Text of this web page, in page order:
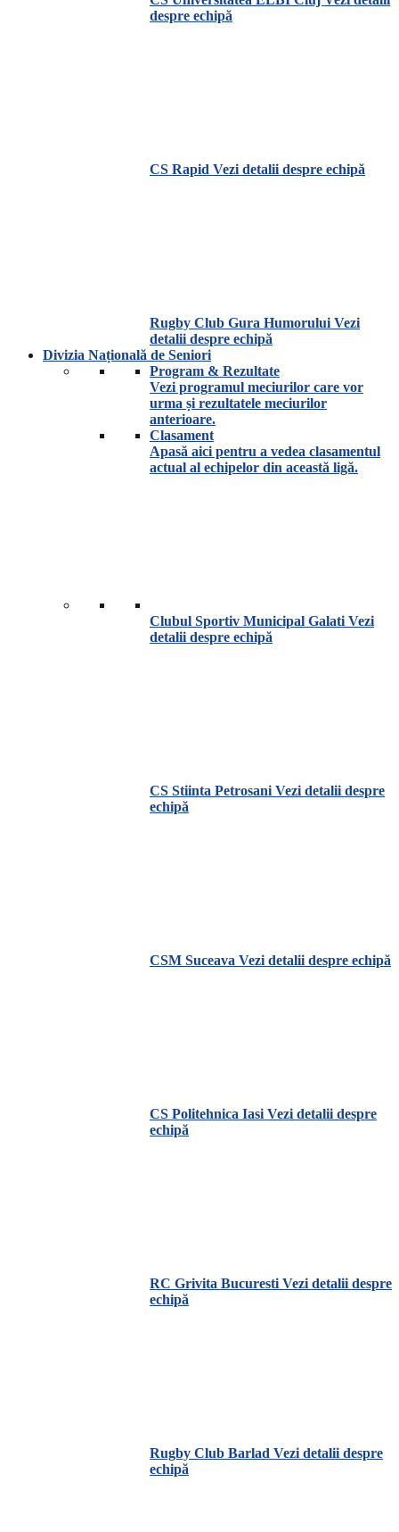
despre echipă
CS Rapid Vezi detalii despre echipă
Rugby Club Gura Humorului Vezi
detalii despre echipă
Divizia Națională de Seniori
Program & Rezultate
Vezi programul meciurilor care vor
urma și rezultatele meciurilor
anterioare.
Clasament
Apasă aici pentru a vedea clasamentul
actual al echipelor din această ligă.
Clubul Sportiv Municipal Galati Vezi
detalii despre echipă
CS Stiinta Petrosani Vezi detalii despre
echipă
CSM Suceava Vezi detalii despre echipă
CS Politehnica Iasi Vezi detalii despre
echipă
RC Grivita Bucuresti Vezi detalii despre
echipă
Rugby Club Barlad Vezi detalii despre
echipă